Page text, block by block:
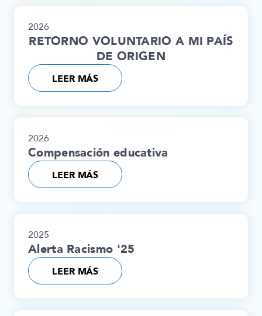
2026
RETORNO VOLUNTARIO A MI PAÍS
DE ORIGEN
LEER MÁS
2026
Compensación educativa
LEER MÁS
2025
Alerta Racismo '25
LEER MÁS